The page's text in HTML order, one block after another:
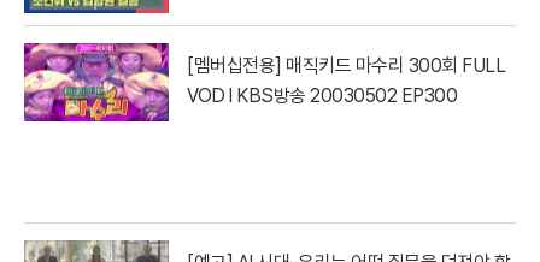
[멤버십전용] 매직키드 마수리 300회 FULL
VOD l KBS방송 20030502 EP300